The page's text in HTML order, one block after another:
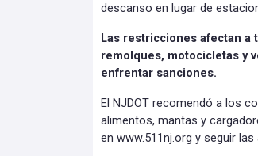
descanso en lugar de
Las restricciones afectan
remolques, motocicletas y
enfrentar sanciones.
El NJDOT recomendó a los
alimentos, mantas y
en www.511nj.org y seguir